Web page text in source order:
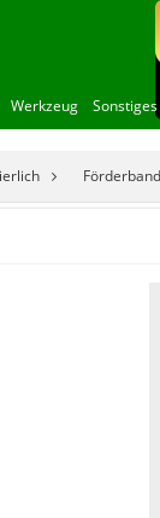
Werkzeug Sonstiges